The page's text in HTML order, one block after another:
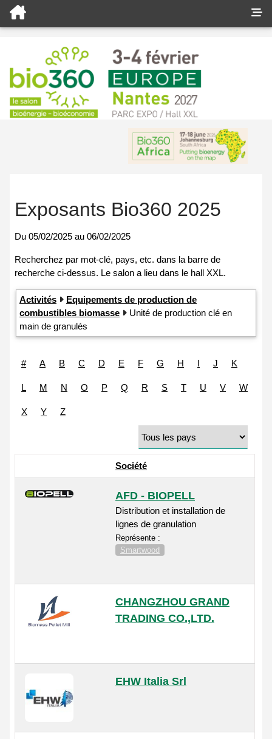
Exposants Bio360 2025
Du 05/02/2025 au 06/02/2025
Activités
Equipements de production de
combustibles biomasse
Unité de production clé en
main de granulés
# A B C D E F G H I J K
L M N O P Q R S T U V W
X Y Z
Société
AFD - BIOPELL
Distribution et installation de
lignes de granulation
Représente :
Smartwood
CHANGZHOU GRAND
TRADING CO.,LTD.
EHW Italia Srl